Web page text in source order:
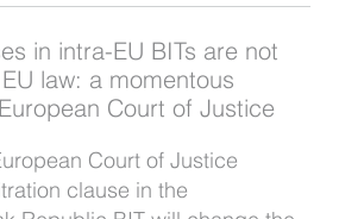
in intra-EU BITs are not
law: a momentous
Court of Justice
Court of Justice
clause in the